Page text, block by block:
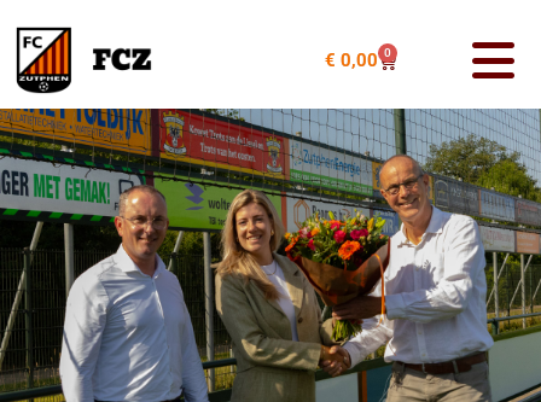
€ 0,00 0